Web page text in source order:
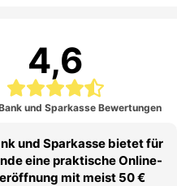
4,6
und Sparkasse Bewertungen
und Sparkasse bietet für
eine praktische Online-
mit meist 50 €